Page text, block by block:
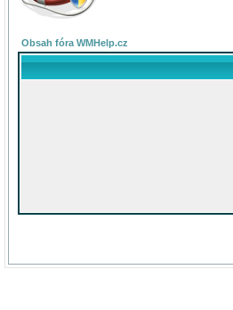
Obsah fóra WMHelp.cz